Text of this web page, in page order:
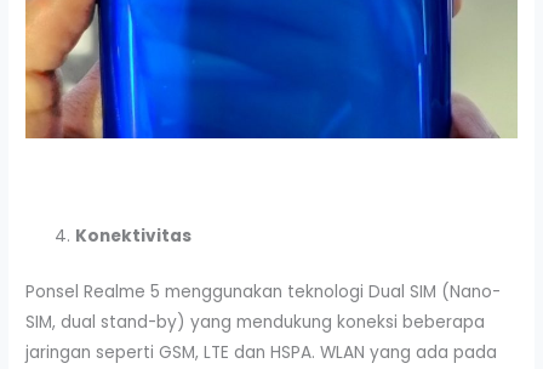
Konektivitas
Ponsel Realme 5 menggunakan teknologi Dual SIM (Nano-
SIM, dual stand-by) yang mendukung koneksi beberapa
jaringan seperti GSM, LTE dan HSPA. WLAN yang ada pada